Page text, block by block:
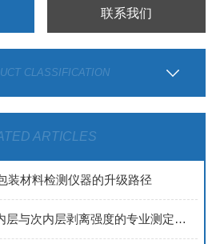
联系我们
CLASSIFICATION
ARTICLES
装材料检测仪器的升级路径
TST拉力试验机：内层与次内层剥离强度的专业测定方案